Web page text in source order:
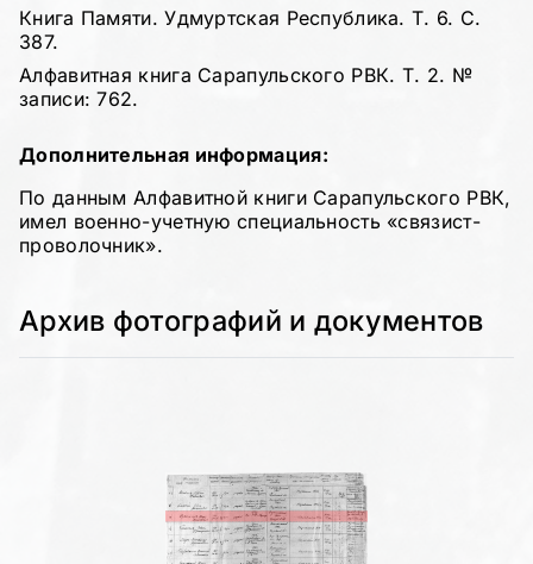
Книга Памяти. Удмуртская Республика. Т. 6. С.
387.
Алфавитная книга Сарапульского РВК. Т. 2. №
записи: 762.
Дополнительная информация:
По данным Алфавитной книги Сарапульского РВК,
имел военно-учетную специальность «связист-
проволочник».
Архив фотографий и документов